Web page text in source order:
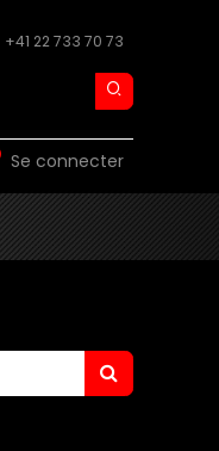
+41 22 733 70 73
Se connecter